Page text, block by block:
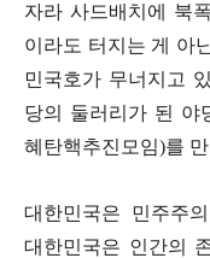
자라 사드배치에 북
이라도 터지는 게 아
민국호가 무너지고
당의 둘러리가 된 야
혜탄핵추진모임)를
대한민국은 민주주
대한민국은 인간의